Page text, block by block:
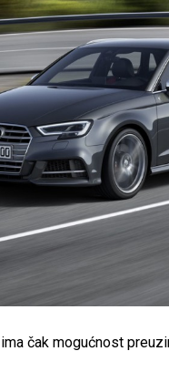
čak mogućnost